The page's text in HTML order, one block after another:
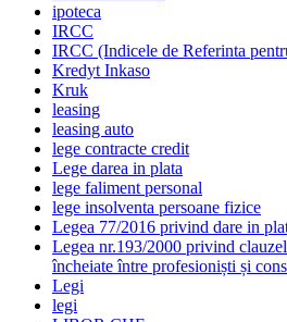
ipoteca
IRCC
IRCC (Indicele de Referinta
Kredyt Inkaso
Kruk
leasing
leasing auto
lege contracte credit
Lege darea in plata
lege faliment personal
lege insolventa persoane fizice
Legea 77/2016 privind dare in
Legea nr.193/2000 privind
încheiate între profesioniști și
Legi
legi